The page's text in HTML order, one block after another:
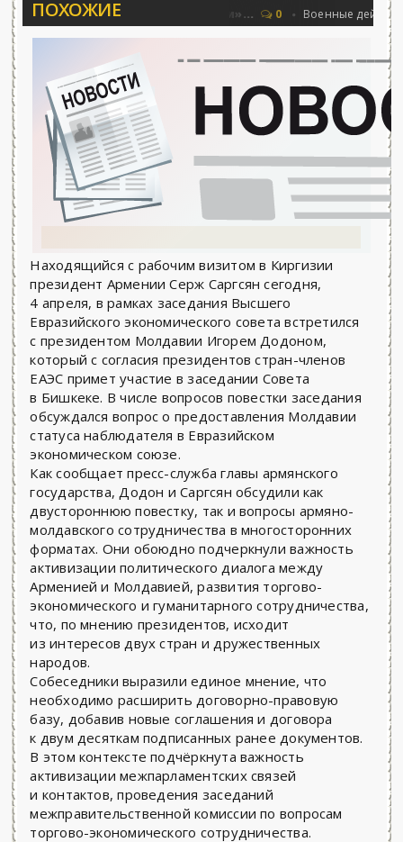
ПОХОЖИЕ
25.06.2026 - «Новости»... 0 Военные действия
Находящийся с рабочим визитом в Киргизии
президент Армении Серж Саргсян сегодня,
4 апреля, в рамках заседания Высшего
Евразийского экономического совета встретился
с президентом Молдавии Игорем Додоном,
который с согласия президентов стран-членов
ЕАЭС примет участие в заседании Совета
в Бишкеке. В числе вопросов повестки заседания
обсуждался вопрос о предоставления Молдавии
статуса наблюдателя в Евразийском
экономическом союзе.
Как сообщает пресс-служба главы армянского
государства, Додон и Саргсян обсудили как
двустороннюю повестку, так и вопросы армяно-
молдавского сотрудничества в многосторонних
форматах. Они обоюдно подчеркнули важность
активизации политического диалога между
Арменией и Молдавией, развития торгово-
экономического и гуманитарного сотрудничества,
что, по мнению президентов, исходит
из интересов двух стран и дружественных
народов.
Собеседники выразили единое мнение, что
необходимо расширить договорно-правовую
базу, добавив новые соглашения и договора
к двум десяткам подписанных ранее документов.
В этом контексте подчёркнута важность
активизации межпарламентских связей
и контактов, проведения заседаний
межправительственной комиссии по вопросам
торгово-экономического сотрудничества.